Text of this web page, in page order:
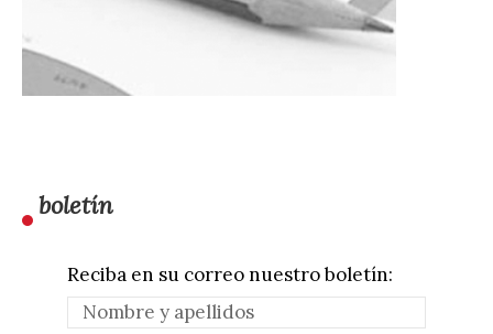
boletín
Reciba en su correo nuestro boletín: